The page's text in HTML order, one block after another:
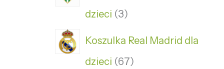
dzieci 3
Koszulka Real Madrid dla
dzieci 67